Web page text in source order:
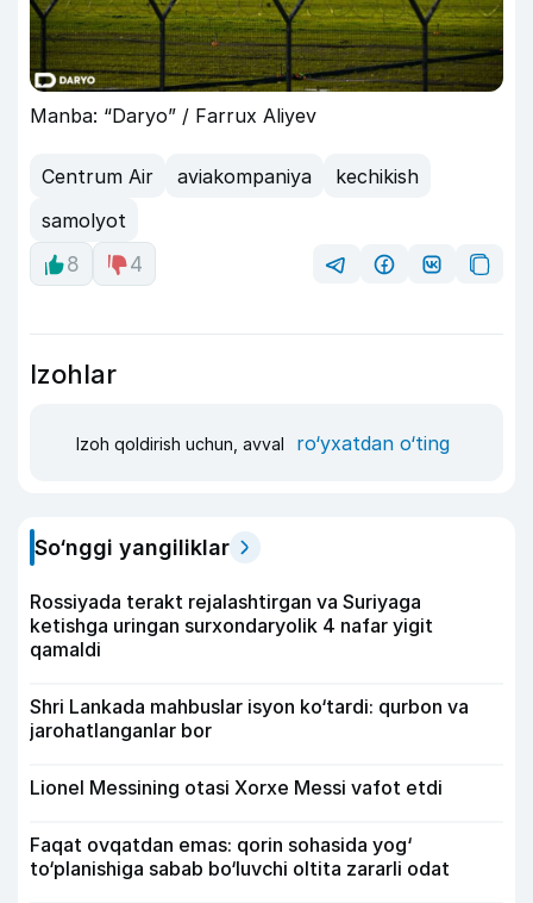
Manba: “Daryo” / Farrux Aliyev
Centrum Air aviakompaniya
kechikish
samolyot
8
4
Izohlar
Izoh qoldirish uchun, avval ro‘yxatdan o‘ting
So‘nggi yangiliklar
Rossiyada terakt rejalashtirgan va Suriyaga
ketishga uringan surxondaryolik 4 nafar yigit
qamaldi
Shri Lankada mahbuslar isyon ko‘tardi: qurbon va
jarohatlanganlar bor
Lionel Messining otasi Xorxe Messi vafot etdi
Faqat ovqatdan emas: qorin sohasida yog‘
to‘planishiga sabab bo‘luvchi oltita zararli odat